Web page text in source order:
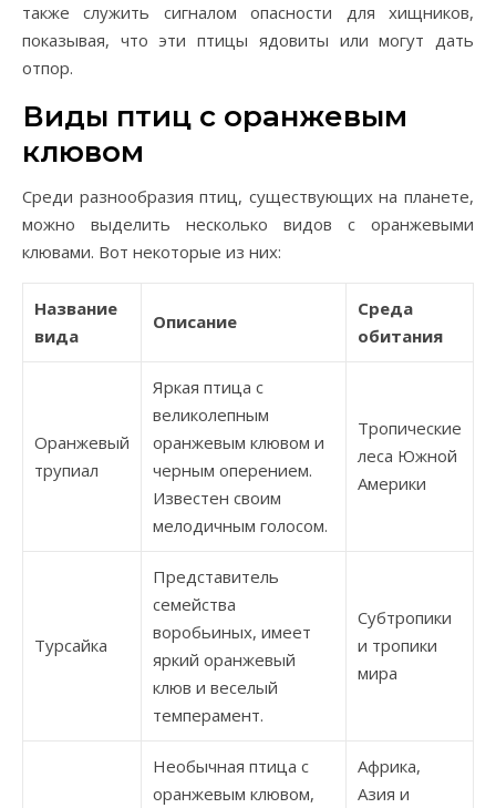
также служить сигналом опасности для хищников,
показывая, что эти птицы ядовиты или могут дать
отпор.
Виды птиц с оранжевым
клювом
Среди разнообразия птиц, существующих на планете,
можно выделить несколько видов с оранжевыми
клювами. Вот некоторые из них:
Название
вида
Описание
Среда
обитания
Оранжевый
трупиал
Яркая птица с
великолепным
оранжевым клювом и
черным оперением.
Известен своим
мелодичным голосом.
Тропические
леса Южной
Америки
Турсайка
Представитель
семейства
воробьиных, имеет
яркий оранжевый
клюв и веселый
темперамент.
Субтропики
и тропики
мира
Необычная птица с
оранжевым клювом,
Африка,
Азия и